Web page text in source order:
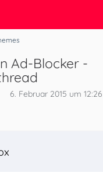
Ad-Blocker -
6. Februar 2015 um 12:26